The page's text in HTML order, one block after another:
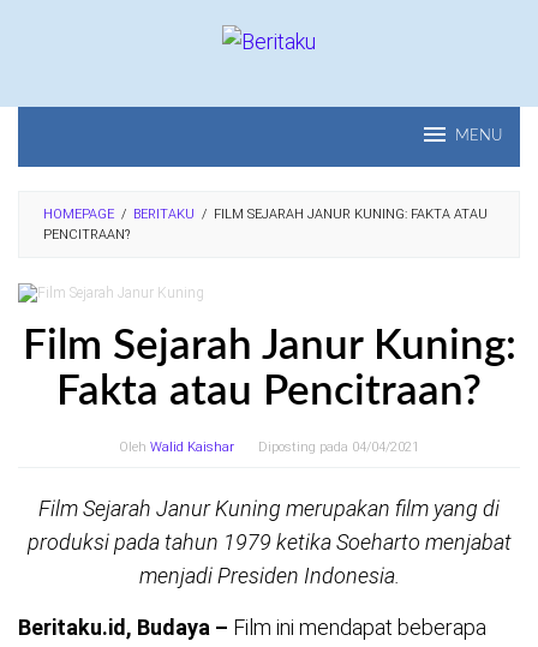
MENU
HOMEPAGE / BERITAKU /
FILM SEJARAH JANUR KUNING: FAKTA ATAU
PENCITRAAN?
Film Sejarah Janur Kuning:
Fakta atau Pencitraan?
Oleh Walid Kaishar Diposting pada 04/04/2021
Film Sejarah Janur Kuning merupakan film yang di
produksi pada tahun 1979 ketika Soeharto menjabat
menjadi Presiden Indonesia.
Beritaku.id, Budaya – Film ini mendapat beberapa